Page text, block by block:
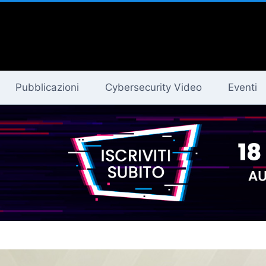
Pubblicazioni Cybersecurity Video Eventi